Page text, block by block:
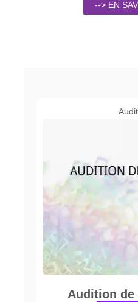
--> EN
Audition de